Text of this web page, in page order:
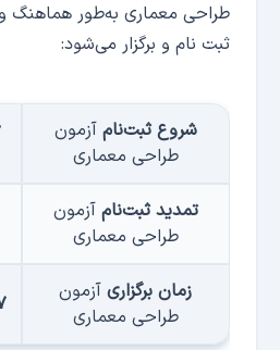
طراحی معماری به‌طور هماهنگ
ثبت نام و برگزار می‌شود:
شروع ثبت‌نام آزمون
طراحی معماری
تمدید ثبت‌نام آزمون
طراحی معماری
زمان برگزاری آزمون
طراحی معماری
۷ و ۸